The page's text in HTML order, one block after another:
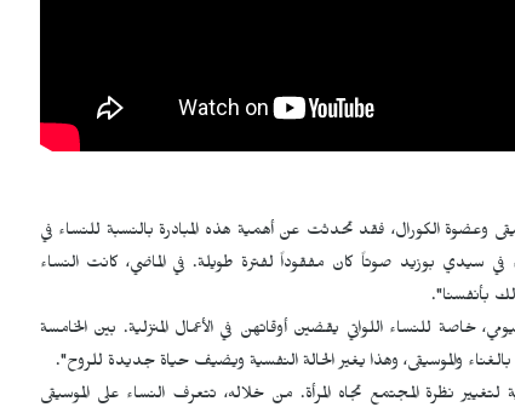
وعضوة الكورال، فقد تحدثت عن أهمية هذه المبادرة بالنسبة للنساء في
سيدي بوزيد صوتاً كان مفقوداً لفترة طويلة. في الماضي، كانت النساء
بأنفسنا".
خاصة للنساء اللواتي يقضين أوقاتهن في الأعمال المنزلية. بين الخامسة
والموسيقى، وهذا يغير الحالة النفسية ويضيف حياة جديدة للروح".
نظرة المجتمع تجاه المرأة. من خلاله، تتعرف النساء على الموسيقى